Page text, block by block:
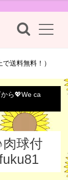
送料無料！）
ら💖We ca
球付